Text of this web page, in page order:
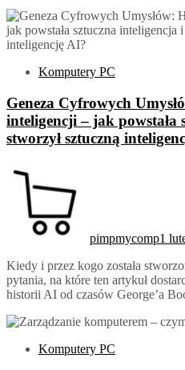
Komputery PC
Geneza Cyfrowych
inteligencji – jak powstała
stworzył sztuczną
pimpmycomp1
Kiedy i przez kogo została
pytania, na które ten artykuł
historii AI od czasów George’a
Komputery PC